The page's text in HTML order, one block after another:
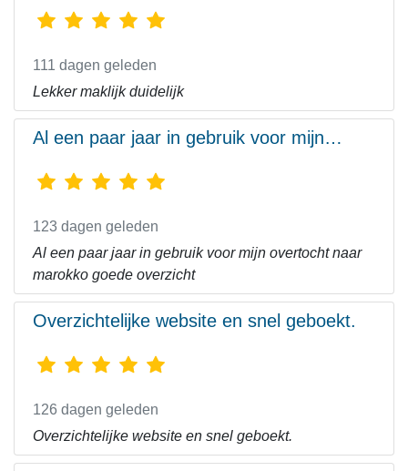
111 dagen geleden
Lekker maklijk duidelijk
Al een paar jaar in gebruik voor mijn…
123 dagen geleden
Al een paar jaar in gebruik voor mijn overtocht naar
marokko goede overzicht
Overzichtelijke website en snel geboekt.
126 dagen geleden
Overzichtelijke website en snel geboekt.